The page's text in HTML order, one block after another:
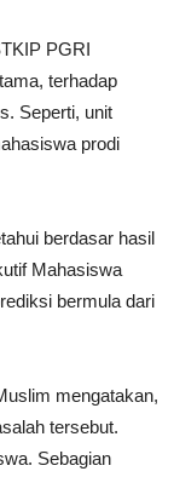
PGRI
terhadap
Seperti, unit
prodi
berdasar hasil
Mahasiswa
bermula dari
mengatakan,
tersebut.
Sebagian